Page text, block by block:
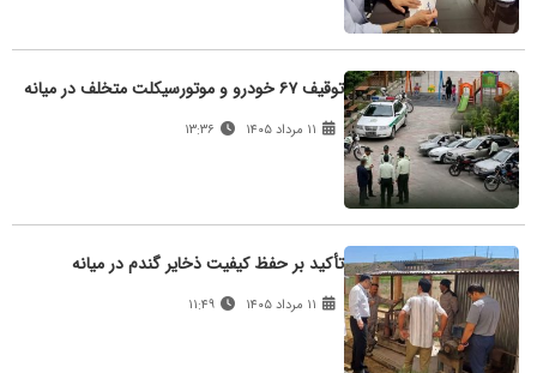
توقیف ۶۷ خودرو و موتورسیکلت متخلف در میانه
تأکید بر حفظ کیفیت ذخایر گندم در میانه
۱۱:۴۹